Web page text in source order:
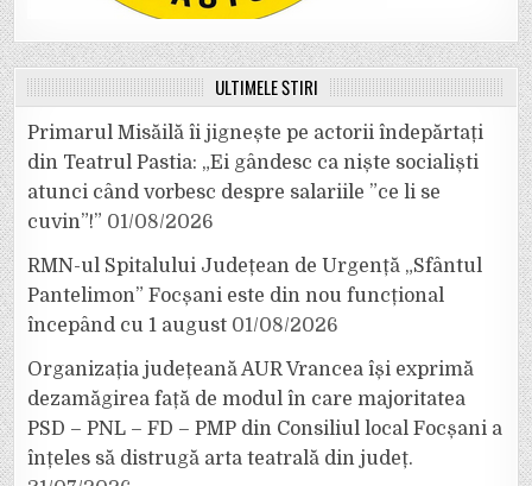
ULTIMELE ȘTIRI
Primarul Misăilă îi jignește pe actorii îndepărtați
din Teatrul Pastia: „Ei gândesc ca niște socialiști
atunci când vorbesc despre salariile ”ce li se
cuvin”!” 01/08/2026
RMN-ul Spitalului Județean de Urgență „Sfântul
Pantelimon” Focșani este din nou funcțional
începând cu 1 august 01/08/2026
Organizația județeană AUR Vrancea își exprimă
dezamăgirea față de modul în care majoritatea
PSD – PNL – FD – PMP din Consiliul local Focșani a
înțeles să distrugă arta teatrală din județ.